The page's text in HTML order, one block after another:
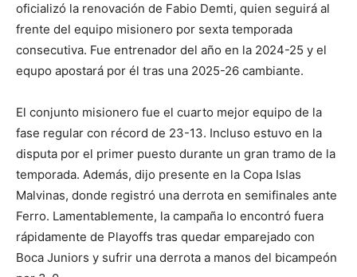
oficializó la renovación de Fabio Demti, quien seguirá al
frente del equipo misionero por sexta temporada
consecutiva. Fue entrenador del año en la 2024-25 y el
equpo apostará por él tras una 2025-26 cambiante.
El conjunto misionero fue el cuarto mejor equipo de la
fase regular con récord de 23-13. Incluso estuvo en la
disputa por el primer puesto durante un gran tramo de la
temporada. Además, dijo presente en la Copa Islas
Malvinas, donde registró una derrota en semifinales ante
Ferro. Lamentablemente, la campaña lo encontró fuera
rápidamente de Playoffs tras quedar emparejado con
Boca Juniors y sufrir una derrota a manos del bicampeón